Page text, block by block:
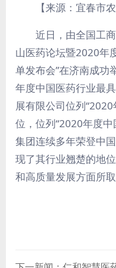
【来源：宜春市
近日，由全国工
山医药论坛暨2020年
单发布会”在济南成功
年度中国医药行业最
展有限公司位列
位，位列“2020年度
集团连续多年荣登中
现了其行业翘楚的地
和高质量发展方面所取